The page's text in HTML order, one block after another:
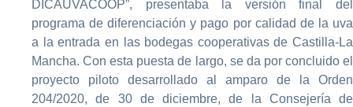
DICAUVACOOP”, presentaba la versión final del
programa de diferenciación y pago por calidad de la uva
a la entrada en las bodegas cooperativas de Castilla-La
Mancha. Con esta puesta de largo, se da por concluido el
proyecto piloto desarrollado al amparo de la Orden
204/2020, de 30 de diciembre, de la Consejería de